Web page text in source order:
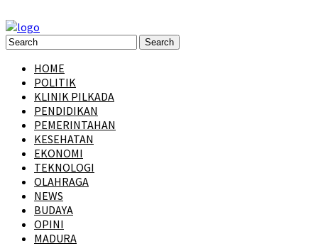
HOME
POLITIK
KLINIK PILKADA
PENDIDIKAN
PEMERINTAHAN
KESEHATAN
EKONOMI
TEKNOLOGI
OLAHRAGA
NEWS
BUDAYA
OPINI
MADURA